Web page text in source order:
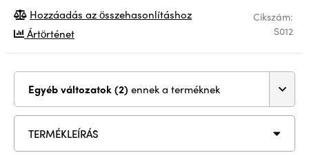
Cikszám:
S012
Hozzáadás az összehasonlításhoz
Ártörténet
Egyéb változatok (2) ennek a terméknek
TERMÉKLEÍRÁS